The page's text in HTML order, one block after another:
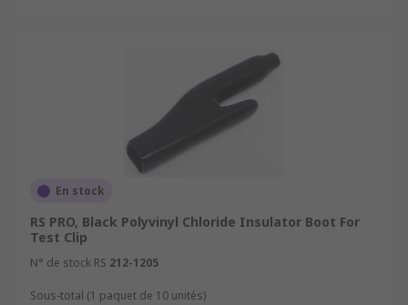
En stock
RS PRO, Black Polyvinyl Chloride Insulator Boot For
Test Clip
N° de stock RS 212-1205
Sous-total (1 paquet de 10 unités)